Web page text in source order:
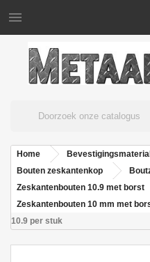

Home
Bouten zeskantenkop
Zeskantenbouten 10.9 met borst
Zeskantenbouten 10 mm met
10.9 per stuk